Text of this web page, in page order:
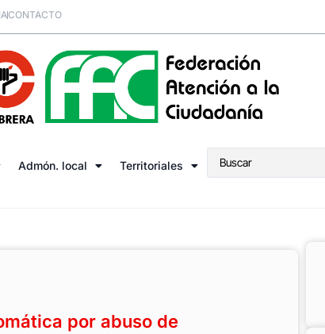
CONTACTO
Admón. local Territoriales
por abuso de